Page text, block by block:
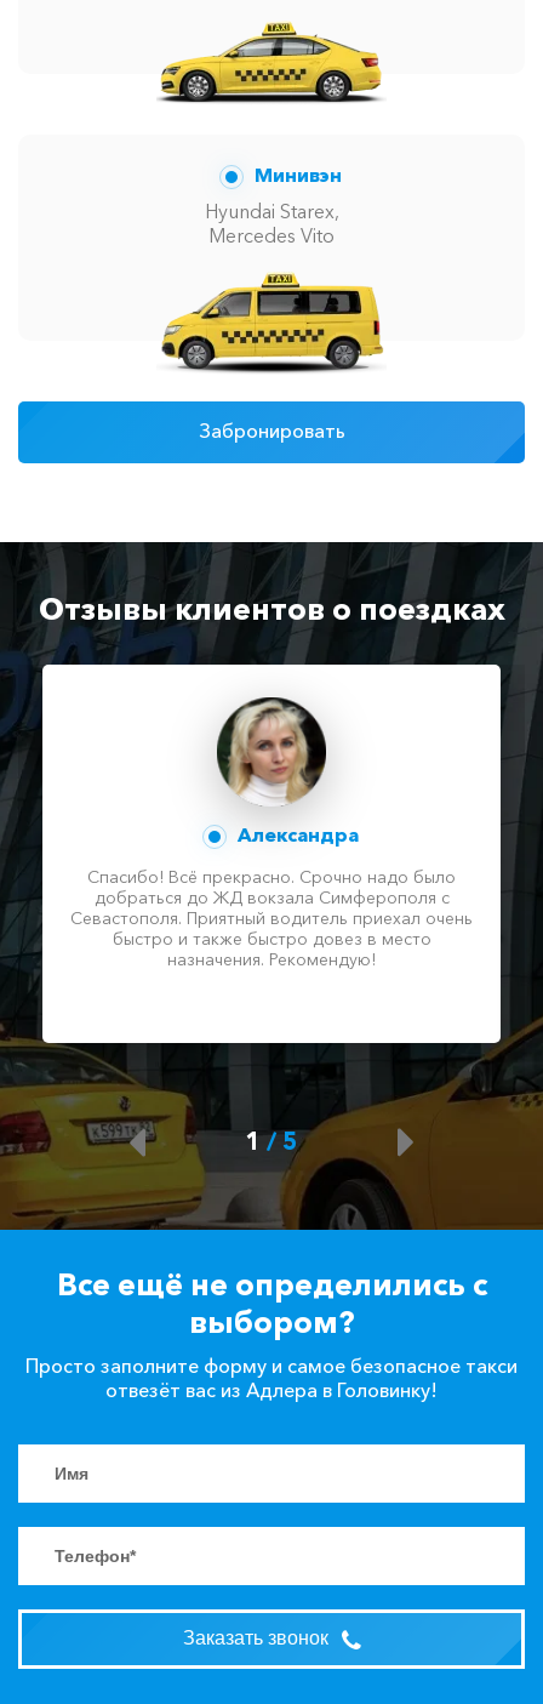
Минивэн
Hyundai Starex,
Mercedes Vito
Забронировать
Отзывы клиентов о поездках
Александра
Спасибо! Всё прекрасно. Срочно надо было
добраться до ЖД вокзала Симферополя с
Севастополя. Приятный водитель приехал очень
быстро и также быстро довез в место
назначения. Рекомендую!
1/ 5
Все ещё не определились с
выбором?
Просто заполните форму и самое безопасное такси
отвезёт вас из Адлера в Головинку!
Заказать звонок